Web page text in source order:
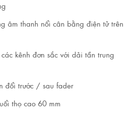
âm thanh nổi cân bằng điện tử trên
kênh đơn sắc với dải tần trung
đổi trước / sau fader
thọ cao 60 mm